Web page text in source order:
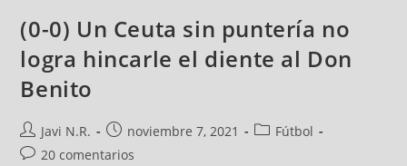
(0-0) Un Ceuta sin puntería no
logra hincarle el diente al Don
Benito
Javi N.R. noviembre 7, 2021
Fútbol
20 comentarios